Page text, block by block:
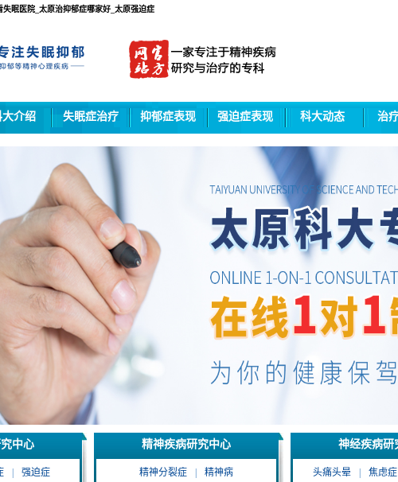
眠医院_太原治抑郁症哪家好_太原强迫症
大介绍 失眠症治疗 抑郁症表现 强迫症表现 科大动态 治
中心
强迫症
精神疾病研究中心
精神分裂症 精神病
神经疾病研
头痛头晕 焦虑症